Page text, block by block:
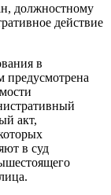
должностному
действие
в
предусмотрена
акт,
в суд